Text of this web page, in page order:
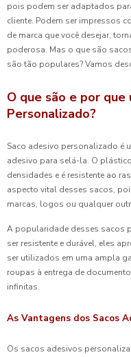
pois podem ser adaptados
cliente. Podem ser impressos
de marca que você desejar,
poderosa. Mas o que são
são tão populares? Vamos
O que são e por que
Personalizado?
Saco adesivo personalizado é
adesivo para selá-la. O
densidades e é resistente ao
aspecto vital desses sacos,
marcas, logos ou qualquer
A popularidade desses sacos
ser resistente e durável, eles
ser utilizados em uma ampla
roupas à entrega de
infinitas.
As Vantagens dos Sacos
Os sacos adesivos